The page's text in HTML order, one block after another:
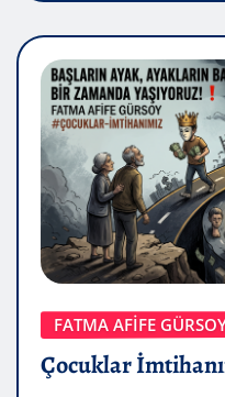
FATMA AFİFE
Çocuklar